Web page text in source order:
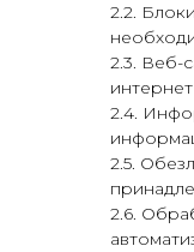
2.2.
2.3. Веб-
2.4.
2.5.
2.6.